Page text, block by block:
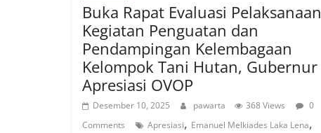
Buka Rapat Evaluasi Pelaksanaan
Kegiatan Penguatan dan
Pendampingan Kelembagaan
Kelompok Tani Hutan, Gubernur
Apresiasi OVOP
Desember 10, 2025 pawarta 368 Views
0
Comments
Apresiasi, Emanuel Melkiades Laka Lena,